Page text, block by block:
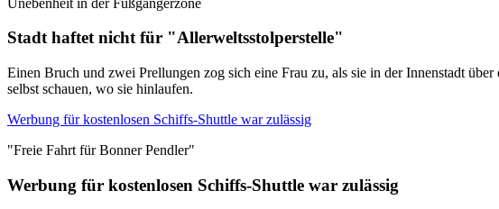
Stadt haftet nicht für "Allerweltsstolperstelle"
Einen Bruch und zwei Prellungen zog sich eine Frau zu, als sie in der Innenstadt
selbst schauen, wo sie hinlaufen.
Werbung für kostenlosen Schiffs-Shuttle war zulässig
"Freie Fahrt für Bonner Pendler"
Werbung für kostenlosen Schiffs-Shuttle war zulässig